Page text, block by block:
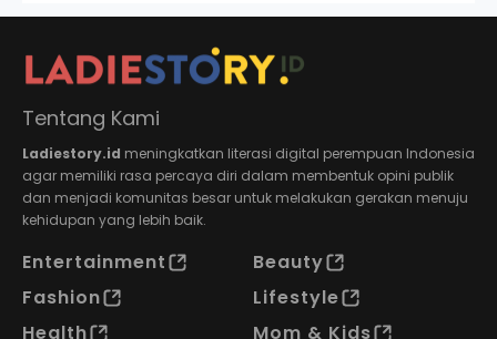
Tentang Kami
Ladiestory.id meningkatkan literasi digital perempuan Indonesia
agar memiliki rasa percaya diri dalam membentuk opini publik
dan menjadi komunitas besar untuk melakukan gerakan menuju
kehidupan yang lebih baik.
Entertainment
Beauty
Fashion
Lifestyle
Health
Mom & Kids